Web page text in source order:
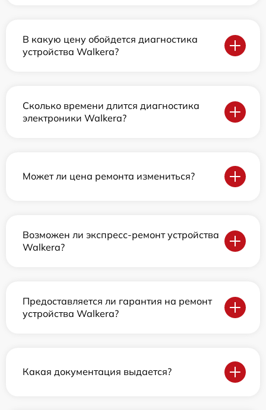
В какую цену обойдется диагностика
устройства Walkera?
Сколько времени длится диагностика
электроники Walkera?
Может ли цена ремонта измениться?
Возможен ли экспресс-ремонт устройства
Walkera?
Предоставляется ли гарантия на ремонт
устройства Walkera?
Какая документация выдается?